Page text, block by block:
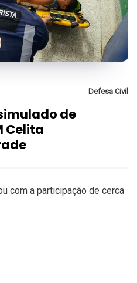
Defesa Civil
de
Celita
com a participação de cerca